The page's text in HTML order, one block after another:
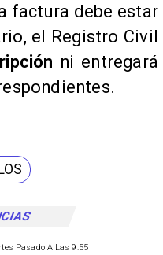
Pasado A Las 9:55
factura debe estar
el Registro Civil
ni entregará